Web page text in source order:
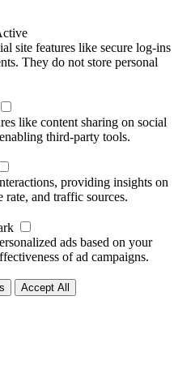
site features like secure log-ins
They do not store personal
like content sharing on social
third-party tools.
providing insights on
and traffic sources.
ads based on your
of ad campaigns.
Accept All